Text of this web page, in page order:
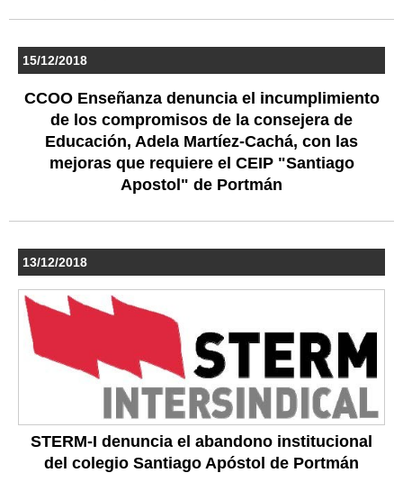
15/12/2018
CCOO Enseñanza denuncia el incumplimiento
de los compromisos de la consejera de
Educación, Adela Martíez-Cachá, con las
mejoras que requiere el CEIP "Santiago
Apostol" de Portmán
13/12/2018
STERM-I denuncia el abandono institucional
del colegio Santiago Apóstol de Portmán